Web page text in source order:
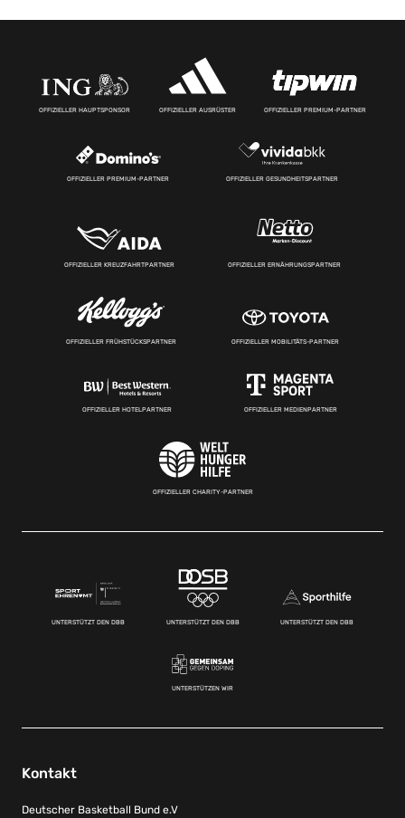
OFFIZIELLER HAUPTSPONSOR OFFIZIELLER AUSRÜSTER OFFIZIELLER PREMIUM-PARTNER
OFFIZIELLER PREMIUM-PARTNER OFFIZIELLER GESUNDHEITSPARTNER
OFFIZIELLER KREUZFAHRTPARTNER OFFIZIELLER ERNÄHRUNGSPARTNER
OFFIZIELLER FRÜHSTÜCKSPARTNER OFFIZIELLER MOBILITÄTS-PARTNER
OFFIZIELLER HOTELPARTNER OFFIZIELLER MEDIENPARTNER
OFFIZIELLER CHARITY-PARTNER
UNTERSTÜTZT DEN DBB UNTERSTÜTZT DEN DBB UNTERSTÜTZT DEN DBB
UNTERSTÜTZEN WIR
Kontakt
Deutscher Basketball Bund e.V